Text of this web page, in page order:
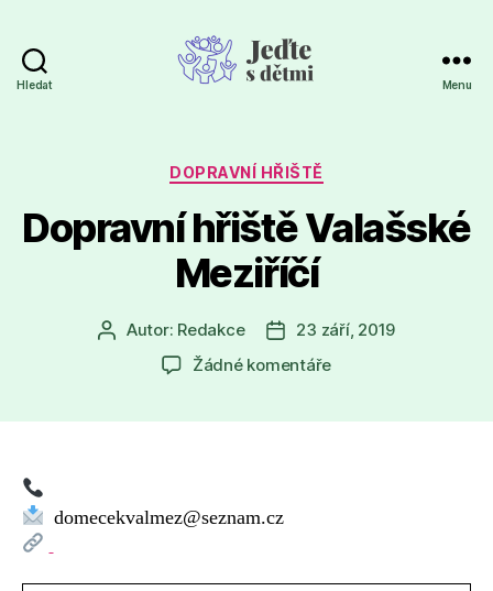
Hledat Menu
Rubriky
DOPRAVNÍ HŘIŠTĚ
Dopravní hřiště Valašské
Meziříčí
Autor
příspěvku
Autor: Redakce
Datum
příspěvku
23 září, 2019
Žádné komentářeu
domecekvalmez@seznam.cz